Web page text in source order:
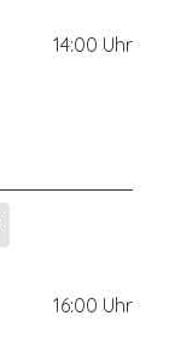
14:00 Uhr
16:00 Uhr